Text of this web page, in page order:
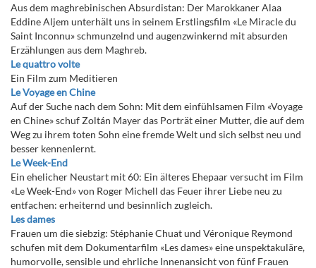
Aus dem maghrebinischen Absurdistan: Der Marokkaner Alaa
Eddine Aljem unterhält uns in seinem Erstlingsfilm «Le Miracle du
Saint Inconnu» schmunzelnd und augenzwinkernd mit absurden
Erzählungen aus dem Maghreb.
Le quattro volte
Ein Film zum Meditieren
Le Voyage en Chine
Auf der Suche nach dem Sohn: Mit dem einfühlsamen Film «Voyage
en Chine» schuf Zoltán Mayer das Porträt einer Mutter, die auf dem
Weg zu ihrem toten Sohn eine fremde Welt und sich selbst neu und
besser kennenlernt.
Le Week-End
Ein ehelicher Neustart mit 60: Ein älteres Ehepaar versucht im Film
«Le Week-End» von Roger Michell das Feuer ihrer Liebe neu zu
entfachen: erheiternd und besinnlich zugleich.
Les dames
Frauen um die siebzig: Stéphanie Chuat und Véronique Reymond
schufen mit dem Dokumentarfilm «Les dames» eine unspektakuläre,
humorvolle, sensible und ehrliche Innenansicht von fünf Frauen